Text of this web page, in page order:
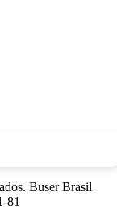
Buser Brasil
81